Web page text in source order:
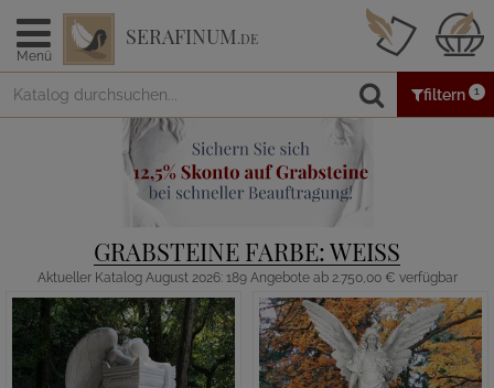
Menü
SERAFINUM.DE
filtern 1
GRABSTEINE FARBE: WEISS
Aktueller Katalog August 2026: 189 Angebote ab 2.750,00 € verfügbar